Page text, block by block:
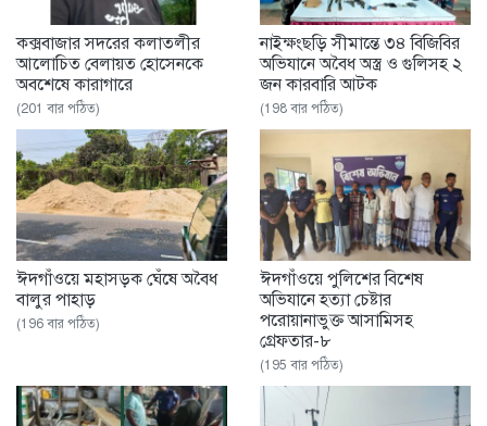
কক্সবাজার সদরের কলাতলীর
আলোচিত বেলায়ত হোসেনকে
অবশেষে কারাগারে
(201 বার পঠিত)
নাইক্ষংছড়ি সীমান্তে ৩৪ বিজিবির
অভিযানে অবৈধ অস্ত্র ও গুলিসহ ২
জন কারবারি আটক
(198 বার পঠিত)
ঈদগাঁওয়ে মহাসড়ক ঘেঁষে অবৈধ
বালুর পাহাড়
(196 বার পঠিত)
ঈদগাঁওয়ে পুলিশের বিশেষ
অভিযানে হত্যা চেষ্টার
পরোয়ানাভুক্ত আসামিসহ
গ্রেফতার-৮
(195 বার পঠিত)